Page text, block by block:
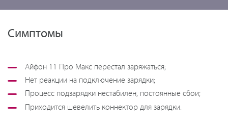
Симптомы
Айфон 11 Про Макс перестал заряжаться;
Нет реакции на подключение зарядки;
Процесс подзарядки нестабилен, постоянные сбои;
Приходится шевелить коннектор для зарядки.